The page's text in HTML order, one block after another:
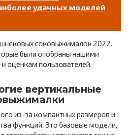
удачных моделей
соковыжималок 2022.
были отобраны нашими
оценкам пользователей.
вертикальные
из-за компактных размеров и
функций. Это базовые модели,